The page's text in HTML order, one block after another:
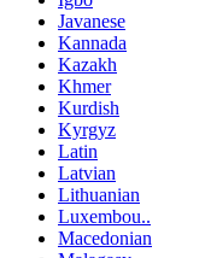
Javanese
Kannada
Kazakh
Khmer
Kurdish
Kyrgyz
Latin
Latvian
Lithuanian
Luxembou..
Macedonian